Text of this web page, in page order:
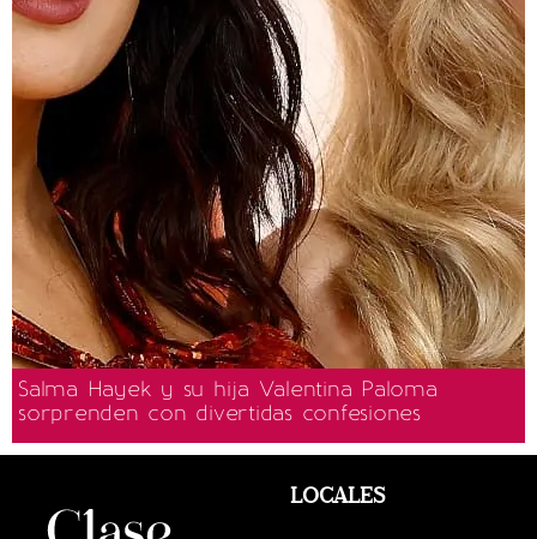
Salma Hayek y su hija Valentina Paloma
sorprenden con divertidas confesiones
LOCALES